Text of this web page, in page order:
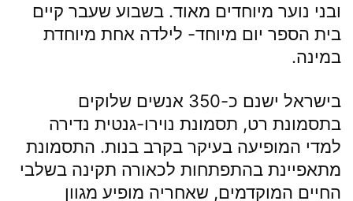
ובני נוער מיוחדים מאוד. בשבוע שעבר קיים
בית הספר יום מיוחד- לילדה אחת מיוחדת
במינה.
בישראל ישנם כ-350 אנשים שלוקים
בתסמונת רט, תסמונת נוירו-גנטית נדירה
למדי המופיעה בעיקר בקרב בנות. התסמונת
מתאפיינת בהתפתחות לכאורה תקינה בשלבי
החיים המוקדמים, שאחריה מופיע מגוון